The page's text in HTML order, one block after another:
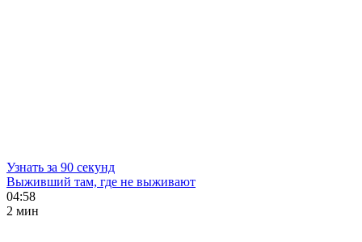
Узнать за 90 секунд
Выживший там, где не выживают
04:58
2 мин